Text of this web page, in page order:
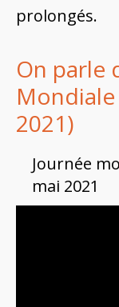
prolongés.
On parle
2021)
Journée
mai 2021